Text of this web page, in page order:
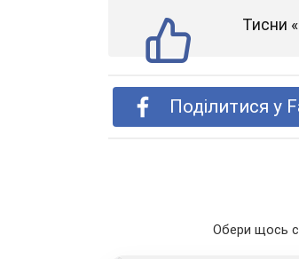
Тисни
Поділитися у
Обери щось